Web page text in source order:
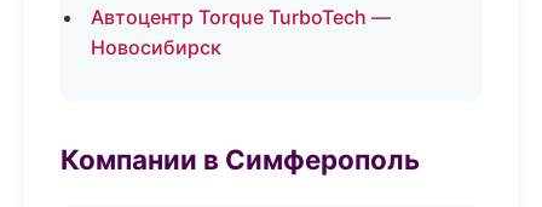
Автоцентр Torque TurboTech —
Новосибирск
Компании в Симферополь